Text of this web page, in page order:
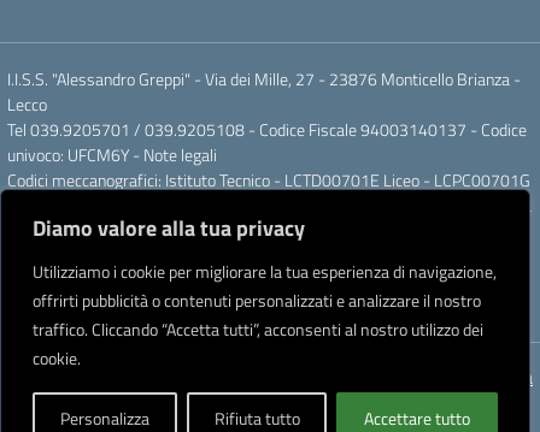
Diamo valore alla tua privacy
Utilizziamo i cookie per migliorare la tua esperienza di navigazione,
offrirti pubblicità o contenuti personalizzati e analizzare il nostro
traffico. Cliccando “Accetta tutti”, acconsenti al nostro utilizzo dei
cookie.
Personalizza Rifiuta tutto Accettare tutto
I.I.S.S. "Alessandro Greppi" - Via dei Mille, 27 - 23876 Monticello Brianza -
Lecco
Tel 039.9205701 / 039.9205108 - Codice Fiscale 94003140137 - Codice
univoco: UFCM6Y - Note legali
Codici meccanografici: Istituto Tecnico - LCTD00701E Liceo - LCPC00701G
Posta elettronica ordinaria: LCIS007008@ISTRUZIONE.IT Posta elettronica
certificata: LCIS007008@PEC.ISTRUZIONE.IT
Intestato a: Istituto di Istruzione Secondaria Superiore A. Greppi
Partner tecnologicoCreative Software Lab S.r.l.
Concept & Design by Designers Italia